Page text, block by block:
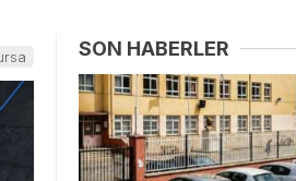
SON HABERLER